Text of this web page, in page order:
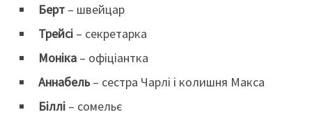
Берт – швейцар
Трейсі – секретарка
Моніка – офіціантка
Аннабель– сестра Чарлі і колишня Макса
Біллі – сомельє